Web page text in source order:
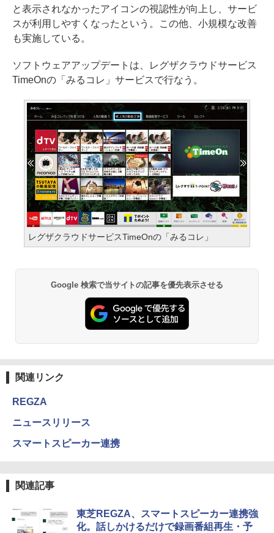
と表示されなかったアイコンの視認性が向上し、サービ
スが利用しやすくなったという。この他、小規模な改善
も実施している。
ソフトウェアアップデートは、レグザクラウドサービス
TimeOnの「みるコレ」サービスで行なう。
レグザクラウドサービスTimeOnの「みるコレ」
Google 検索で当サイトの記事を優先表示させる
関連リンク
REGZA
ニュースリリース
スマートスピーカー連携
関連記事
東芝REGZA、スマートスピーカー連携強
化。話しかけるだけで録画番組再生・予